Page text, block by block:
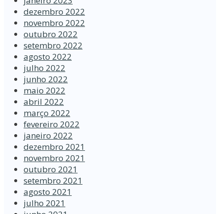
dezembro 2022
novembro 2022
outubro 2022
setembro 2022
agosto 2022
julho 2022
junho 2022
maio 2022
abril 2022
março 2022
fevereiro 2022
janeiro 2022
dezembro 2021
novembro 2021
outubro 2021
setembro 2021
agosto 2021
julho 2021